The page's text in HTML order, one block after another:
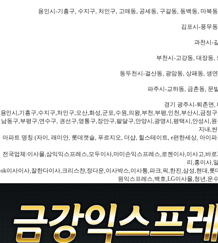
용인시-기흥구, 수지구, 처인구, 고매동, 공세동, 구갈동, 동백동, 마북
김포시-풍무
과천시-
부천시-고강동, 대장동,
동두천시-걸산동, 광암동, 상패동, 생
파주시-교하동, 금촌동, 문
경기 광주시-퇴촌면,
용인시,기흥구,수지구,처인구,오산,화성,군포,수원,의왕,부천,부평,인천,부산시,금
남동구,부평구,연수구, 권선구,영통구,장안구,팔달구,안양시,광명시,평택시,안성시,
지내,
아파트 명칭 (자이, 래미안, 롯데캣슬, 푸르지오, 더샵, 힐스테이트, e편한세상, 아이
전국업체:이사몰,삼익익스프레스,모두이사,마미손익스프레스,로젠이사,이사고,바
리,홍이사,
ok이사이사,잘한다이사,크리스챤,정다운,이사박스,이사통,파크,픽,한진,삼성,현대,
원익스프레스,백호,LG이사몰,청년,운